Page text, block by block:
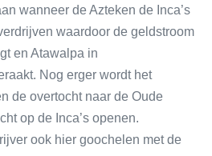
wanneer de Azteken de Inca’s
waardoor de geldstroom
en Atawalpa in
Nog erger wordt het
de overtocht naar de Oude
op de Inca’s openen.
ook hier goochelen met de